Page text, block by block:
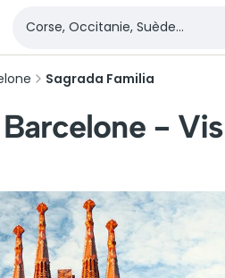
Sagrada Familia
-